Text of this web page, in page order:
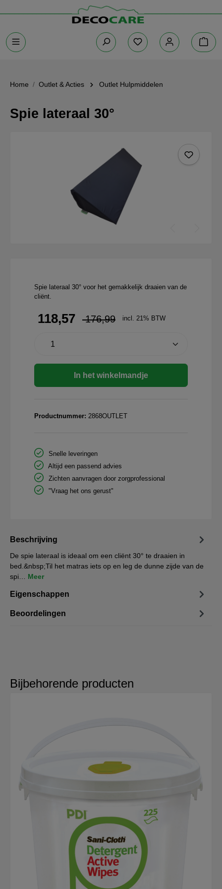
Home Outlet & Acties Outlet Hulpmiddelen
Spie lateraal 30°
Spie lateraal 30° voor het gemakkelijk draaien van de
cliënt.
118,57 176,99 incl. 21% BTW
In het winkelmandje
Productnummer: 2868OUTLET
Snelle leveringen
Altijd een passend advies
Zichten aanvragen door zorgprofessional
"Vraag het ons gerust"
Beschrijving
De spie lateraal is ideaal om een cliënt 30° te draaien in
bed.&nbsp;Til het matras iets op en leg de dunne zijde van de
spi… Meer
Eigenschappen
Beoordelingen
Bijbehorende producten